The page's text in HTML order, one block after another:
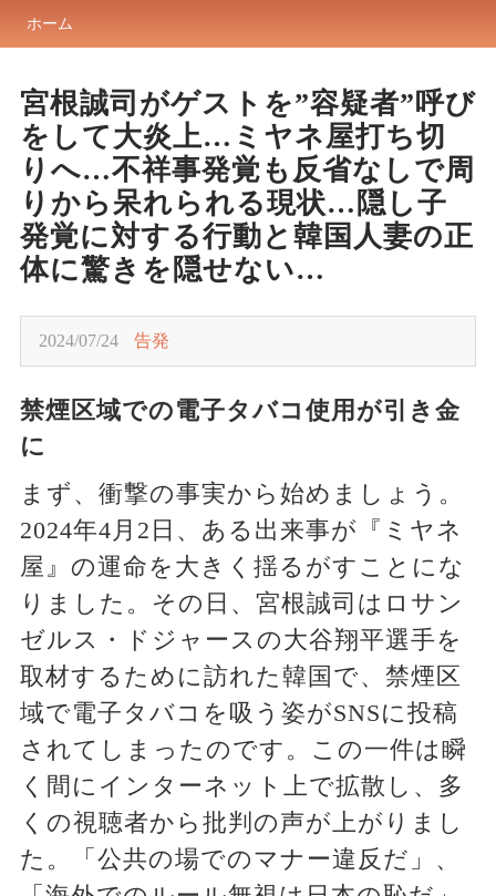
ホーム
宮根誠司がゲストを”容疑者”呼び
をして大炎上…ミヤネ屋打ち切
りへ…不祥事発覚も反省なしで周
りから呆れられる現状…隠し子
発覚に対する行動と韓国人妻の正
体に驚きを隠せない…
2024/07/24 告発
禁煙区域での電子タバコ使用が引き金
に
まず、衝撃の事実から始めましょう。
2024年4月2日、ある出来事が『ミヤネ
屋』の運命を大きく揺るがすことにな
りました。その日、宮根誠司はロサン
ゼルス・ドジャースの大谷翔平選手を
取材するために訪れた韓国で、禁煙区
域で電子タバコを吸う姿がSNSに投稿
されてしまったのです。この一件は瞬
く間にインターネット上で拡散し、多
くの視聴者から批判の声が上がりまし
た。「公共の場でのマナー違反だ」、